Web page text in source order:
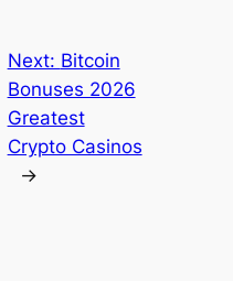
Next: Bitcoin
Bonuses 2026
Greatest
Crypto Casinos
→